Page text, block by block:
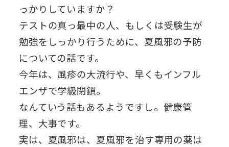
っかりしていますか？
テストの真っ最中の人、もしくは受験生が
勉強をしっかり行うために、夏風邪の予防
についての話です。
今年は、風疹の大流行や、早くもインフル
エンザで学級閉鎖。
なんていう話もあるようですし。健康管
理、大事です。
実は、夏風邪は、夏風邪を治す専用の薬は